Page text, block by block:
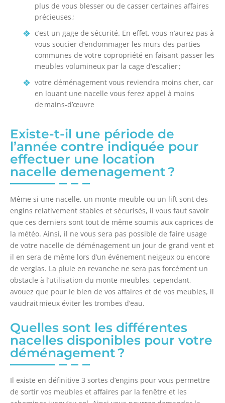
plus de vous blesser ou de casser certaines affaires
précieuses ;
c’est un gage de sécurité. En effet, vous n’aurez pas à
vous soucier d’endommager les murs des parties
communes de votre copropriété en faisant passer les
meubles volumineux par la cage d’escalier ;
votre déménagement vous reviendra moins cher, car
en louant une nacelle vous ferez appel à moins
de mains-d’œuvre
Existe-t-il une période de
l’année contre indiquée pour
effectuer une location
nacelle demenagement ?
Même si une nacelle, un monte-meuble ou un lift sont des
engins relativement stables et sécurisés, il vous faut savoir
que ces derniers sont tout de même soumis aux caprices de
la météo. Ainsi, il ne vous sera pas possible de faire usage
de votre nacelle de déménagement un jour de grand vent et
il en sera de même lors d’un événement neigeux ou encore
de verglas. La pluie en revanche ne sera pas forcément un
obstacle à l’utilisation du monte-meubles, cependant,
avouez que pour le bien de vos affaires et de vos meubles, il
vaudrait mieux éviter les trombes d’eau.
Quelles sont les différentes
nacelles disponibles pour votre
déménagement ?
Il existe en définitive 3 sortes d’engins pour vous permettre
de sortir vos meubles et affaires par la fenêtre et les